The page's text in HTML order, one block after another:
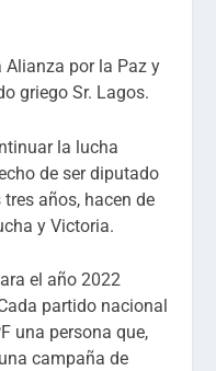
Alianza por la Paz y
griego Sr. Lagos.
la lucha
de ser diputado
años, hacen de
y Victoria.
el año 2022
partido nacional
una persona que,
campaña de